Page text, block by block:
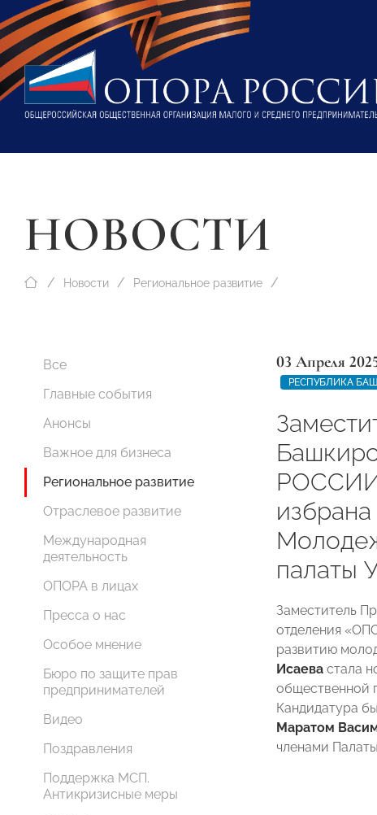
НОВОСТИ
Новости Региональное развитие
Все
Главные события
Анонсы
Важное для бизнеса
Региональное развитие
Отраслевое развитие
Международная
деятельность
ОПОРА в лицах
Пресса о нас
Особое мнение
Бюро по защите прав
предпринимателей
Видео
Поздравления
Поддержка МСП.
Антикризисные меры
03 Апреля
РЕСПУБЛИКА
палаты
Заместитель
отделения
развитию
Исаева стала
общественной
Кандидатура
Маратом
членами